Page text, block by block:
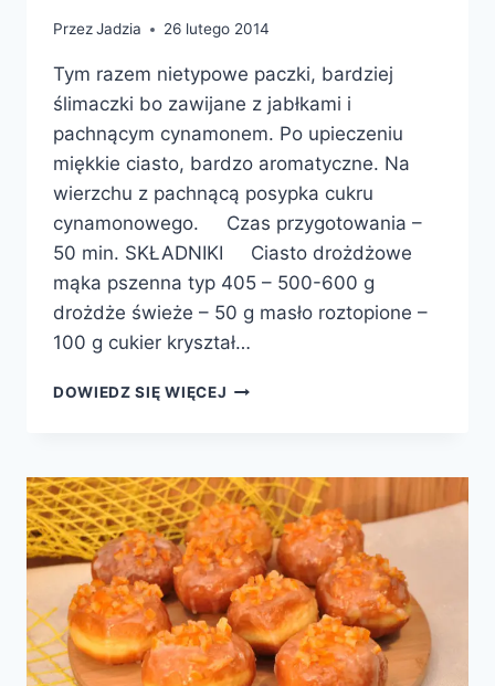
PrzezJadzia 26 lutego 2014
Tym razem nietypowe paczki, bardziej
ślimaczki bo zawijane z jabłkami i
pachnącym cynamonem. Po upieczeniu
miękkie ciasto, bardzo aromatyczne. Na
wierzchu z pachnącą posypka cukru
cynamonowego. Czas przygotowania –
50 min. SKŁADNIKI Ciasto drożdżowe
mąka pszenna typ 405 – 500-600 g
drożdże świeże – 50 g masło roztopione –
100 g cukier kryształ…
DOWIEDZ SIĘ WIĘCEJ PĄCZKI
JABŁKAMI